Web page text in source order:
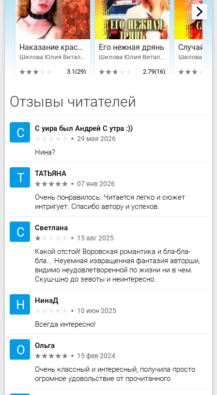
Наказание красотой
Шилова Юлия Витальевна
3.1(29)
Его нежная дрянь
Шилова Юлия Витальевна
2.79(16)
Отзывы читателей
С С уира был Андрей С утра :))
29 мая 2026
Нина?
Т ТАТЬЯНА
07 янв 2026
Очень понравилось. Читается легко и сюжет
интригует. Спасибо автору и успехов.
С Светлана
15 авг 2025
Какой отстой! Воровская романтика и бла-бла-
бла... Неуемная извращенная фантазия авторши,
видимо неудовлетворенной по жизни ни в чем.
Скуш-шно до зевоты и неинтересно..
Н НинаД
10 июн 2025
Всегда интересно!
О Ольга
15 фев 2024
Очень классный и интересный, получила просто
огромное удовольствие от прочитанного